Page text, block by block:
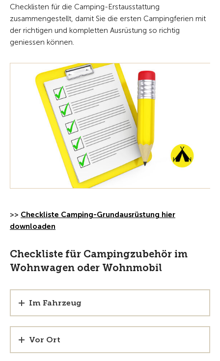
Checklisten für die Camping-Erstausstattung
zusammengestellt, damit Sie die ersten Campingferien mit
der richtigen und kompletten Ausrüstung so richtig
geniessen können.
>> Checkliste Camping-Grundausrüstung hier
downloaden
Checkliste für Campingzubehör im
Wohnwagen oder Wohnmobil
Im Fahrzeug
Vor Ort